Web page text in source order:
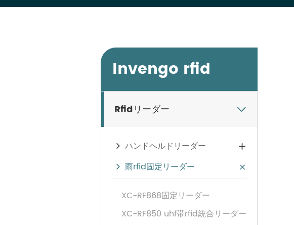
Invengo rfid
Rfidリーダー 
ハンドヘルドリーダー 
雨rfid固定リーダー 
XC-RF868固定リーダー
XC-RF850 uhf帯rfid統合リーダー